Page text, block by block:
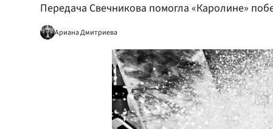
Передача Свечникова помогла «Каролине»
Ариана Дмитриева